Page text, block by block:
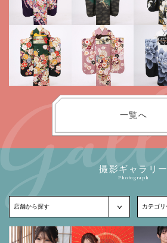
一覧へ
撮影ギャラリー
Photograph